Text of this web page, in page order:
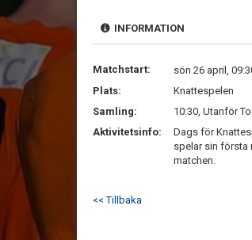
INFORMATION
Matchstart:
sön 26 april,
Plats:
Knattespelen
Samling:
10:30, Utanför
Aktivitetsinfo:
Dags för
spelar sin första
matchen.
<< Tillbaka